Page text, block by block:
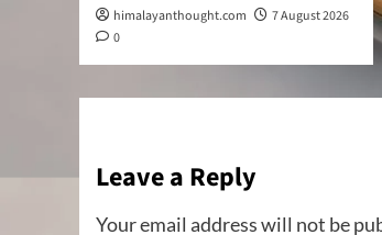
himalayanthought.com
7 August 2026
0
Leave a Reply
Your email address will not be